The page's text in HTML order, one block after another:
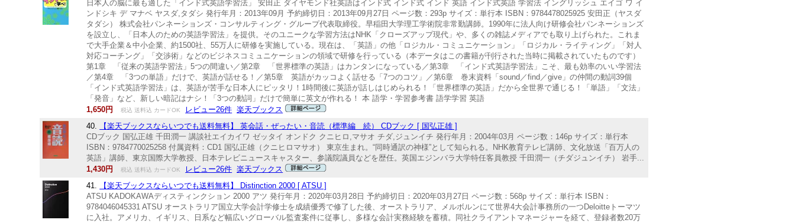
日本人の脳に最も適した「インド式英語学習法」 安田正 ダイヤモンド社英語はインド式 インド式 インド 英語 インド式英語 学習法 イングリッシュ エイゴ ワ イ
ンドシキ デ マナベ ヤスダ,タダシ 発行年月：2013年09月 予約締切日：2013年09月27日 ページ数：293p サイズ：単行本 ISBN：9784478025925 安田正（ヤスダ
タダシ） 株式会社パンネーションズ・コンサルティング・グループ代表取締役。早稲田大学理工学術院非常勤講師。1990年に法人向け研修会社パンネーションズ
を設立し、「日本人のための英語学習法」を提供。そのユニークな学習方法はNHK「クローズアップ現代」や、多くの雑誌メディアでも取り上げられた。これま
で大手企業＆中小企業、約1500社、55万人に研修を実施している。現在は、「英語」の他「ロジカル・コミュニケーション」「ロジカル・ライティング」「対人
対応コーチング」「交渉術」などのビジネスコミュニケーションの領域で研修を行っている（本データはこの書籍が刊行された当時に掲載されていたものです）
第1章 「従来の英語学習法」5つの間違い／第2章 「世界標準の英語」はカンタンになっている／第3章 「インド式英語学習法」こそ、最も効率のいい学習法
／第4章 「3つの単語」だけで、英語が話せる！／第5章 英語がカッコよく話せる「7つのコツ」／第6章 巻末資料「sound／find／give」の仲間の動詞39個
「インド式英語学習法」は、英語が苦手な日本人にピッタリ！1時間後に英語が話しはじめられる！「世界標準の英語」だから全世界で通じる！「単語」「文法」
「発音」など、新しい暗記はナシ！「3つの動詞」だけで簡単に英文が作れる！ 本 語学・学習参考書 語学学習 英語
1,650円
税込 送料込 カードOK レビュー26件 楽天ブックス
40.
【楽天ブックスならいつでも送料無料】 英会話・ぜったい・音読（標準編 続） CDブック [ 国弘正雄 ]
CDブック 国弘正雄 千田潤一 講談社エイカイワ ゼッタイ オンドク クニヒロ,マサオ チダ,ジュンイチ 発行年月：2004年03月 ページ数：146p サイズ：単行本
ISBN：9784770025258 付属資料：CD1 国弘正雄（クニヒロマサオ） 東京生まれ。“同時通訳の神様”として知られる。NHK教育テレビ講師、文化放送「百万人の
英語」講師、東京国際大学教授、日本テレビニュースキャスター、参議院議員などを歴任。英国エジンバラ大学特任客員教授 千田潤一（チダジュンイチ） 岩手...
1,430円
税込 送料込 カードOK レビュー26件 楽天ブックス
41.
【楽天ブックスならいつでも送料無料】 Distinction 2000 [ ATSU ]
ATSU KADOKAWAディスティンクション 2000 アツ 発行年月：2020年03月28日 予約締切日：2020年03月27日 ページ数：568p サイズ：単行本 ISBN：
9784046045331 ATSU オーストラリア国立大学会計学修士を成績優秀で修了した後、オーストラリア、メルボルンにて世界4大会計事務所の一つDeloitteトーマツ
に入社。アメリカ、イギリス、日系など幅広いグローバル監査案件に従事し、多様な会計実務経験を蓄積。同社クライアントマネージャーを経て、登録者数20万